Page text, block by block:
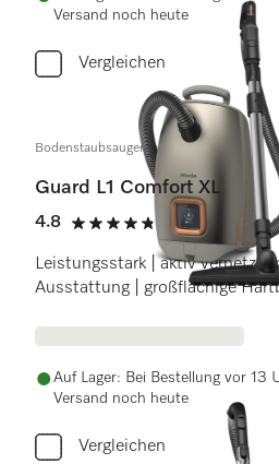
Versand noch heute
Vergleichen
Bodenstaubsauger mit Beutel
Guard L1 Comfort XL
4.8
4.8 Sterne von 5
(28
Leistungsstark | aktiv
Ausstattung | großflächige
Auf Lager: Bei Bestellung vor 13
Versand noch heute
Vergleichen